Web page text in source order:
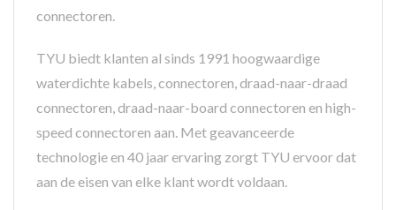
connectoren.
TYU biedt klanten al sinds 1991 hoogwaardige
waterdichte kabels, connectoren, draad-naar-draad
connectoren, draad-naar-board connectoren en high-
speed connectoren aan. Met geavanceerde
technologie en 40 jaar ervaring zorgt TYU ervoor dat
aan de eisen van elke klant wordt voldaan.